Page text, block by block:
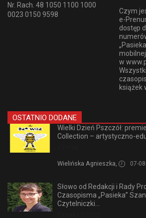
Nr. Rach. 48 1050 1100 1000
0023 0150 9598
Czym
e-
dostęp
w
książek
OSTATNIO DODANE
Wielki Dzień Pszczół:
Collection – artystyczno-
Wielińska Agnieszka, 07-
Słowo od Redakcji i Rady
Czasopisma „Pasieka”
Czytelniczki...